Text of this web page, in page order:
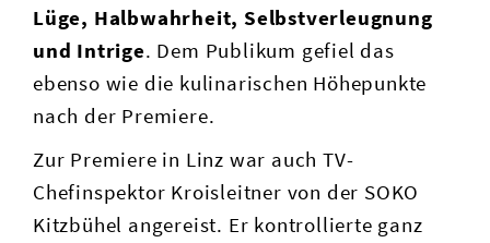
Lüge, Halbwahrheit, Selbstverleugnung
und Intrige. Dem Publikum gefiel das
ebenso wie die kulinarischen Höhepunkte
nach der Premiere.
Zur Premiere in Linz war auch TV-
Chefinspektor Kroisleitner von der SOKO
Kitzbühel angereist. Er kontrollierte ganz